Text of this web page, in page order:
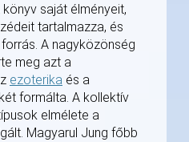
saját élményeit,
tartalmazza, és
A nagyközönség
meg azt a
ezoterika és a
formálta. A kollektív
elmélete a
Magyarul Jung főbb